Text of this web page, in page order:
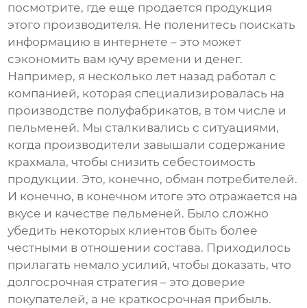
посмотрите, где еще продается продукция
этого производителя. Не поленитесь поискать
информацию в интернете – это может
сэкономить вам кучу времени и денег.
Например, я несколько лет назад работал с
компанией, которая специализировалась на
производстве полуфабрикатов, в том числе и
пельменей. Мы сталкивались с ситуациями,
когда производители завышали содержание
крахмала, чтобы снизить себестоимость
продукции. Это, конечно, обман потребителей.
И конечно, в конечном итоге это отражается на
вкусе и качестве пельменей. Было сложно
убедить некоторых клиентов быть более
честными в отношении состава. Приходилось
прилагать немало усилий, чтобы доказать, что
долгосрочная стратегия – это доверие
покупателей, а не краткосрочная прибыль.